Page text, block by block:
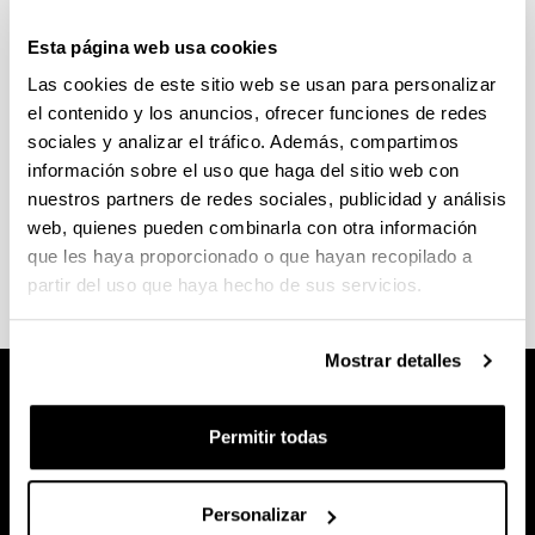
Esta página web usa cookies
Las cookies de este sitio web se usan para personalizar
el contenido y los anuncios, ofrecer funciones de redes
sociales y analizar el tráfico. Además, compartimos
información sobre el uso que haga del sitio web con
nuestros partners de redes sociales, publicidad y análisis
web, quienes pueden combinarla con otra información
que les haya proporcionado o que hayan recopilado a
partir del uso que haya hecho de sus servicios.
Mostrar detalles
Permitir todas
Personalizar
Cursos STCW
(Abre una nueva ventana)
Curso STCW - Certificado de Suficiencia en
Alto Voltaje
(Abre una nueva ventana)
Curso STCW - Cursos de Actualización en
Operaciones de Carga en Buques Tanque